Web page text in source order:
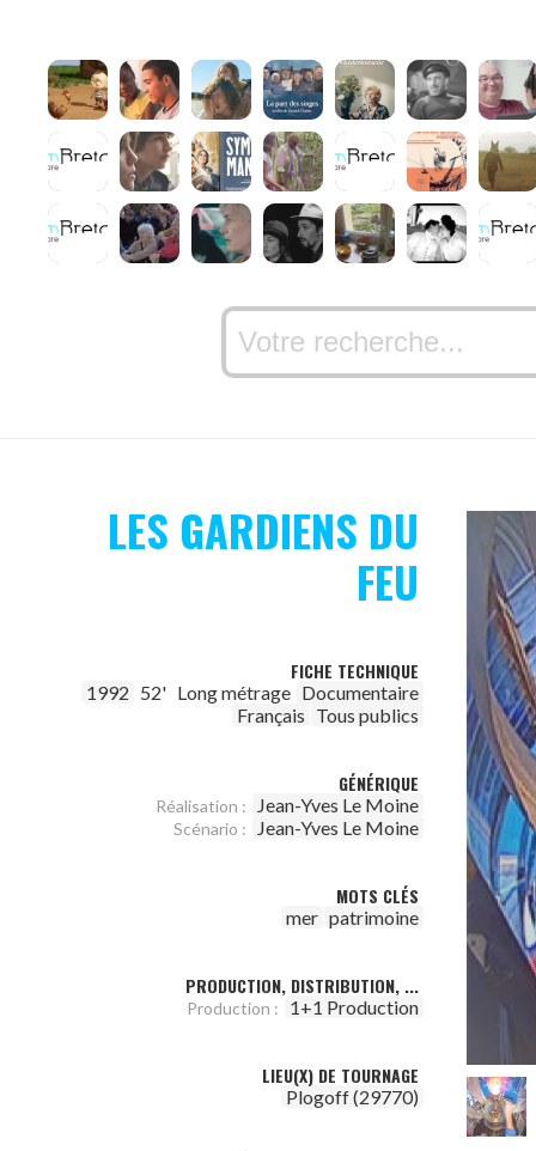
LES GARDIENS DU
FEU
FICHE TECHNIQUE
1992 52' Long métrage Documentaire
Français Tous publics
GÉNÉRIQUE
Réalisation : Jean-Yves Le Moine
Scénario : Jean-Yves Le Moine
MOTS CLÉS
mer patrimoine
PRODUCTION, DISTRIBUTION, ...
Production : 1+1 Production
LIEU(X) DE TOURNAGE
Plogoff (29770)